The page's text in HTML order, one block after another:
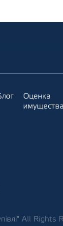
Оценка
имущества
All Rights